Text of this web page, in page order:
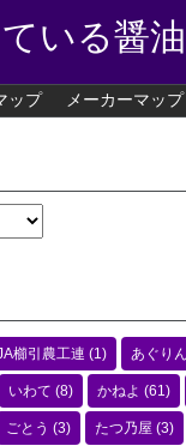
いる醤
ップ メーカーマップ
櫛引農工連 (1) あぐり
いわて (8) かねよ (61)
ごとう (3) たつ乃屋 (3)